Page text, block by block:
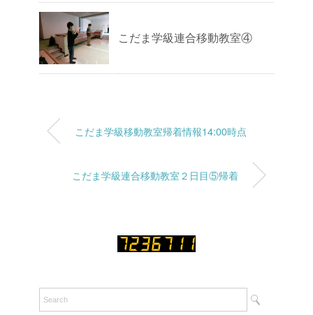
こだま学級連合移動教室④
こだま学級移動教室帰着情報14:00時点
こだま学級連合移動教室２日目⑤帰着